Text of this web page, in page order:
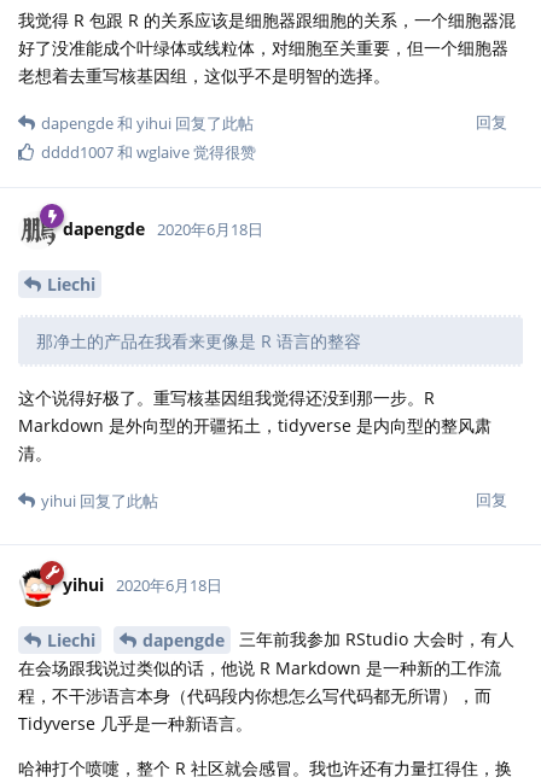
我觉得 R 包跟 R 的关系应该是细胞器跟细胞的关系，一个细胞器混
好了没准能成个叶绿体或线粒体，对细胞至关重要，但一个细胞器
老想着去重写核基因组，这似乎不是明智的选择。
回复
dapengde和 yihui 回复了此帖
dddd1007和 wglaive觉得很赞
dapengde 2020年6月18日
Liechi
那净土的产品在我看来更像是 R 语言的整容
这个说得好极了。重写核基因组我觉得还没到那一步。R
Markdown 是外向型的开疆拓土，tidyverse 是内向型的整风肃
清。
回复
yihui 回复了此帖
yihui 2020年6月18日
Liechi dapengde
三年前我参加 RStudio 大会时，有人
在会场跟我说过类似的话，他说 R Markdown 是一种新的工作流
程，不干涉语言本身（代码段内你想怎么写代码都无所谓），而
Tidyverse 几乎是一种新语言。
哈神打个喷嚏，整个 R 社区就会感冒。我也许还有力量扛得住，换